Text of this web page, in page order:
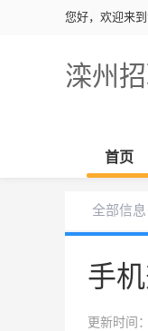
您好，欢迎来到
滦州
首页
全部信息
手
更新时间